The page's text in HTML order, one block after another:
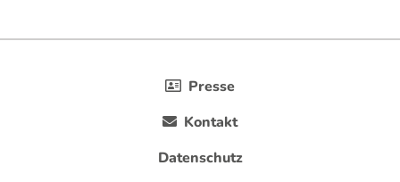
Presse
Kontakt
Datenschutz